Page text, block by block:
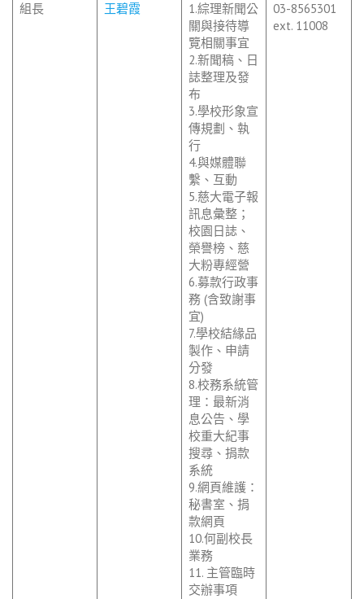
組長 王碧霞
1.綜理新聞公
關與接待導
覽相關事宜
2.新聞稿、日
誌整理及發
布
3.學校形象宣
傳規劃、執
行
4.與媒體聯
繫、互動
5.慈大電子報
訊息彙整；
校園日誌、
榮譽榜、慈
大粉專經營
6.募款行政事
務 (含致謝事
宜)
7.學校結緣品
製作、申請
分發
8.校務系統管
理：最新消
息公告、學
校重大紀事
搜尋、捐款
系統
9.網頁維護：
秘書室、捐
款網頁
10.何副校長
業務
11. 主管臨時
交辦事項
03-8565301
ext. 11008